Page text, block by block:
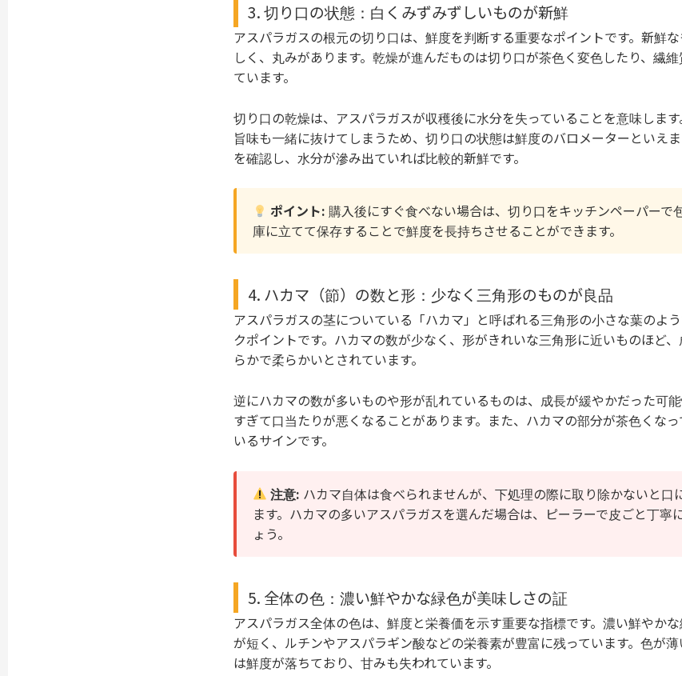
3. 切り口の状態：白くみずみずしいものが新鮮
アスパラガスの根元の切り口は、鮮度を判断する重要なポイントです。新鮮
しく、丸みがあります。乾燥が進んだものは切り口が茶色く変色したり、繊
ています。
切り口の乾燥は、アスパラガスが収穫後に水分を失っていることを意味しま
旨味も一緒に抜けてしまうため、切り口の状態は鮮度のバロメーターといえ
を確認し、水分が滲み出ていれば比較的新鮮です。
ポイント: 購入後にすぐ食べない場合は、切り口をキッチンペーパーで
庫に立てて保存することで鮮度を長持ちさせることができます。
4. ハカマ（節）の数と形：少なく三角形のものが良品
アスパラガスの茎についている「ハカマ」と呼ばれる三角形の小さな葉のよ
クポイントです。ハカマの数が少なく、形がきれいな三角形に近いものほど
らかで柔らかいとされています。
逆にハカマの数が多いものや形が乱れているものは、成長が緩やかだった可
すぎて口当たりが悪くなることがあります。また、ハカマの部分が茶色くな
いるサインです。
注意: ハカマ自体は食べられませんが、下処理の際に取り除かないと口
ます。ハカマの多いアスパラガスを選んだ場合は、ピーラーで皮ごと丁寧
ょう。
5. 全体の色：濃い鮮やかな緑色が美味しさの証
アスパラガス全体の色は、鮮度と栄養価を示す重要な指標です。濃い鮮やか
が短く、ルチンやアスパラギン酸などの栄養素が豊富に残っています。色が
は鮮度が落ちており、甘みも失われています。